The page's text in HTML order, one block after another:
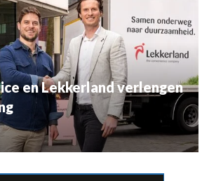
en Lekkerland verlengen